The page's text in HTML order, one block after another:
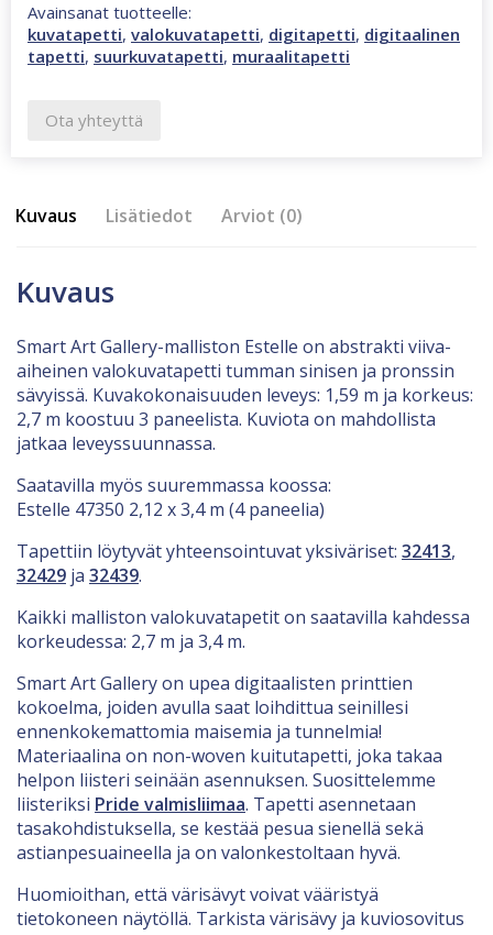
Avainsanat tuotteelle:
kuvatapetti, valokuvatapetti, digitapetti, digitaalinen
tapetti, suurkuvatapetti, muraalitapetti
Ota yhteyttä
Kuvaus Lisätiedot Arviot (0)
Kuvaus
Smart Art Gallery-malliston Estelle on abstrakti viiva-
aiheinen valokuvatapetti tumman sinisen ja pronssin
sävyissä. Kuvakokonaisuuden leveys: 1,59 m ja korkeus:
2,7 m koostuu 3 paneelista. Kuviota on mahdollista
jatkaa leveyssuunnassa.
Saatavilla myös suuremmassa koossa:
Estelle 47350 2,12 x 3,4 m (4 paneelia)
Tapettiin löytyvät yhteensointuvat yksiväriset: 32413,
32429 ja 32439.
Kaikki malliston valokuvatapetit on saatavilla kahdessa
korkeudessa: 2,7 m ja 3,4 m.
Smart Art Gallery on upea digitaalisten printtien
kokoelma, joiden avulla saat loihdittua seinillesi
ennenkokemattomia maisemia ja tunnelmia!
Materiaalina on non-woven kuitutapetti, joka takaa
helpon liisteri seinään asennuksen. Suosittelemme
liisteriksi Pride valmisliimaa. Tapetti asennetaan
tasakohdistuksella, se kestää pesua sienellä sekä
astianpesuaineella ja on valonkestoltaan hyvä.
Huomioithan, että värisävyt voivat vääristyä
tietokoneen näytöllä. Tarkista värisävy ja kuviosovitus